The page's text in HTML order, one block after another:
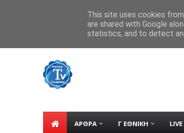
Στη Ρούσσα για την
ΑΡΘΡΑ Γ ΕΘΝΙΚΗ
This site uses cookies
are shared with Google
statistics, and to detect